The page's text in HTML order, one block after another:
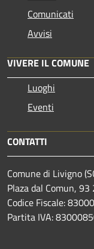
Comunicati
Avvisi
VIVERE IL COMUNE
Luoghi
Eventi
CONTATTI
Comune di Livigno
Plaza dal Comun, 93
Codice Fiscale:
Partita IVA: